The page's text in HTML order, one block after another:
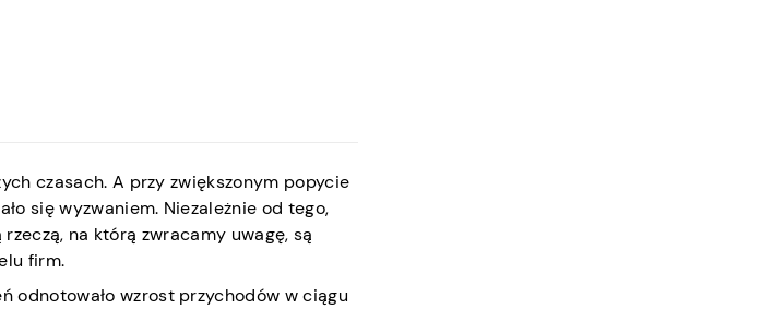
czasach. A przy zwiększonym popycie
się wyzwaniem. Niezależnie od tego,
na którą zwracamy uwagę, są
firm.
odnotowało wzrost przychodów w ciągu